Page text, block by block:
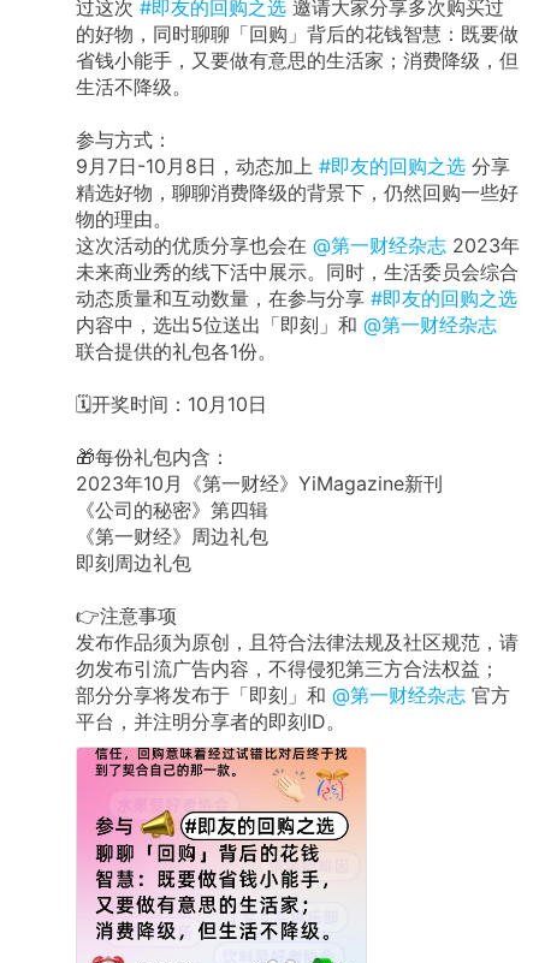
过这次 #即友的回购之选 邀请大家分享多次购买过
的好物，同时聊聊「回购」背后的花钱智慧：既要做
省钱小能手，又要做有意思的生活家；消费降级，但
生活不降级。
参与方式：
9月7日-10月8日，动态加上 #即友的回购之选 分享
精选好物，聊聊消费降级的背景下，仍然回购一些好
物的理由。
这次活动的优质分享也会在 @第一财经杂志 2023年
未来商业秀的线下活中展示。同时，生活委员会综合
动态质量和互动数量，在参与分享 #即友的回购之选
内容中，选出5位送出「即刻」和 @第一财经杂志
联合提供的礼包各1份。
🗓开奖时间：10月10日
🎁每份礼包内含：
2023年10月《第一财经》YiMagazine新刊
《公司的秘密》第四辑
《第一财经》周边礼包
即刻周边礼包
👉注意事项
发布作品须为原创，且符合法律法规及社区规范，请
勿发布引流广告内容，不得侵犯第三方合法权益；
部分分享将发布于「即刻」和 @第一财经杂志 官方
平台，并注明分享者的即刻ID。